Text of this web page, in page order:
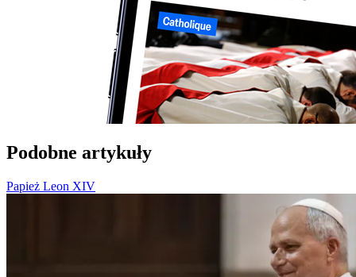
Podobne artykuły
Papież Leon XIV